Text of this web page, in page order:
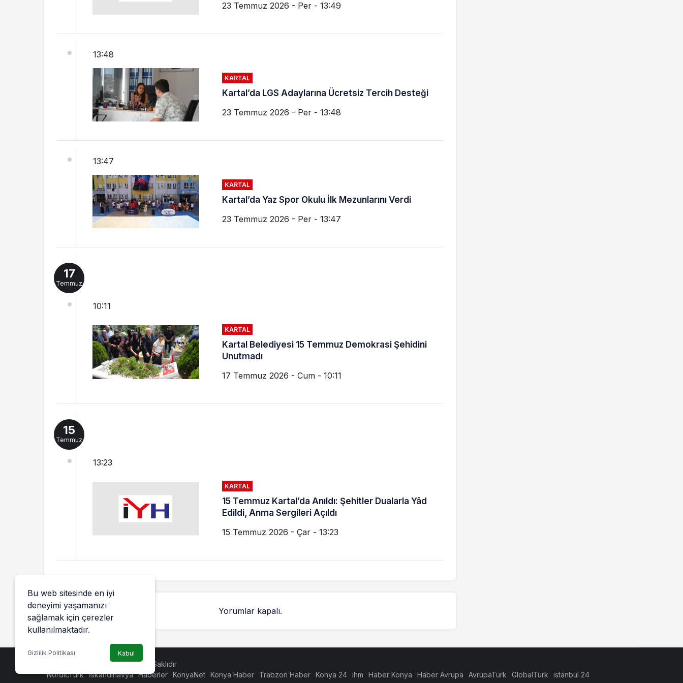
23 Temmuz 2026 - Per - 13:49
13:48
KARTAL
Kartal’da LGS Adaylarına Ücretsiz Tercih Desteği
23 Temmuz 2026 - Per - 13:48
13:47
KARTAL
Kartal’da Yaz Spor Okulu İlk Mezunlarını Verdi
23 Temmuz 2026 - Per - 13:47
17
Temmuz
10:11
KARTAL
Kartal Belediyesi 15 Temmuz Demokrasi Şehidini
Unutmadı
17 Temmuz 2026 - Cum - 10:11
15
Temmuz
13:23
KARTAL
15 Temmuz Kartal’da Anıldı: Şehitler Dualarla Yâd
Edildi, Anma Sergileri Açıldı
15 Temmuz 2026 - Çar - 13:23
Yorumlar kapalı.
Bu web sitesinde en iyi
deneyimi yaşamanızı
sağlamak için çerezler
kullanılmaktadır.
Gizlilik Politikası Kabul
© Telif Hakkı 2026, Tüm Hakları Saklıdır
NordicTurk İskandinavya Haberler KonyaNet Konya Haber Trabzon Haber Konya 24 ihm Haber Konya Haber Avrupa AvrupaTürk GlobalTurk istanbul 24